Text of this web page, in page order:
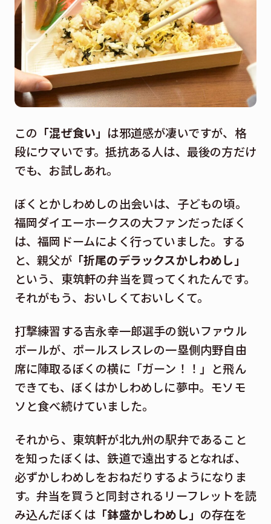
この 「混ぜ食い」 は邪道感が凄いですが、格
段にウマいです。抵抗ある人は、最後の方だけ
でも、お試しあれ。
ぼくとかしわめしの出会いは、子どもの頃。
福岡ダイエーホークスの大ファンだったぼく
は、福岡ドームによく行っていました。する
と、親父が「折尾のデラックスかしわめし」
という、東筑軒の弁当を買ってくれたんです。
それがもう、おいしくておいしくて。
打撃練習する吉永幸一郎選手の鋭いファウル
ボールが、ポールスレスレの一塁側内野自由
席に陣取るぼくの横に「ガーン！！」と飛ん
できても、ぼくはかしわめしに夢中。モソモ
ソと食べ続けていました。
それから、東筑軒が北九州の駅弁であること
を知ったぼくは、鉄道で遠出するとなれば、
必ずかしわめしをおねだりするようになりま
す。弁当を買うと同封されるリーフレットを読
み込んだぼくは 「鉢盛かしわめし」 の存在を